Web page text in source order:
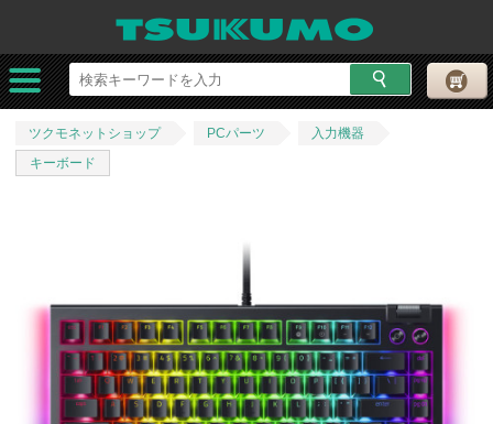
ツクモネットショップ PCパーツ
入力機器
キーボード